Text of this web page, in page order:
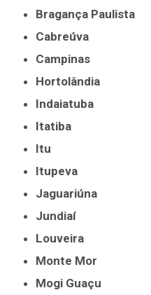
Bragança Paulista
Cabreúva
Campinas
Hortolândia
Indaiatuba
Itatiba
Itu
Itupeva
Jaguariúna
Jundiaí
Louveira
Monte Mor
Mogi Guaçu